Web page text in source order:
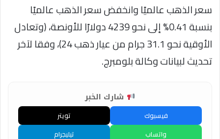
سعر الذهب عالميًا وانخفض سعر الذهب عالميًا
بنسبة 0.41% إلى نحو 4239 دولارًا للأونصة، (وتعادل
الأوقية نحو 31.1 جرام من عيار ذهب 24)، وفقا لآخر
تحديث لبيانات وكالة بلومبرج.
شارك الخبر
فيسبوك
تويتر
واتساب
تيليجرام